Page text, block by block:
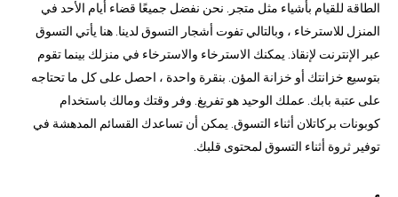
الطاقة للقيام بأشياء مثل متجر. نحن نفضل جميعًا قضاء أيام الأحد في
المنزل للاسترخاء ، وبالتالي تفوت أشجار التسوق لدينا. هنا يأتي التسوق
عبر الإنترنت لإنقاذ. يمكنك الاسترخاء والاسترخاء في منزلك بينما تقوم
بتوسيع خزانتك أو خزانة المؤن. بنقرة واحدة ، احصل على كل ما تحتاجه
على عتبة بابك. عملك الوحيد هو تفريغ. وفر وقتك ومالك باستخدام
كوبونات بركاتلان أثناء التسوق. يمكن أن تساعدك القسائم المدهشة في
توفير ثروة أثناء التسوق لمحتوى قلبك.